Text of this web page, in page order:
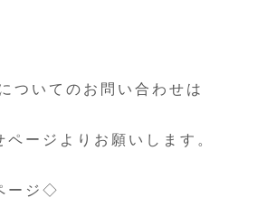
いてのお問い合わせは
ージよりお願いします。
ージ◇